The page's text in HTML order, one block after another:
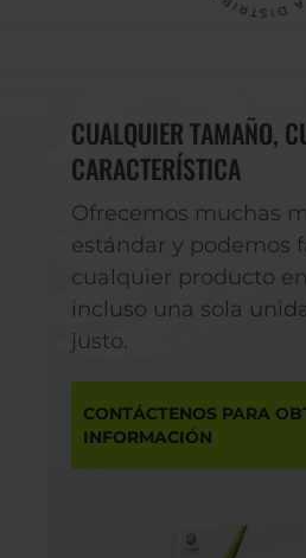
CUALQUIER TAMAÑO,
CARACTERÍSTICA
Ofrecemos muchas
estándar y podemos
cualquier producto
incluso una sola
justo.
CONTÁCTENOS PARA
INFORMACIÓN